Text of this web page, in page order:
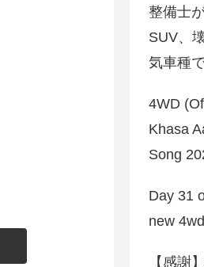
整備士
SUV、
気車種
4WD
Khasa
Song
Day 31
new 4wd
【感謝